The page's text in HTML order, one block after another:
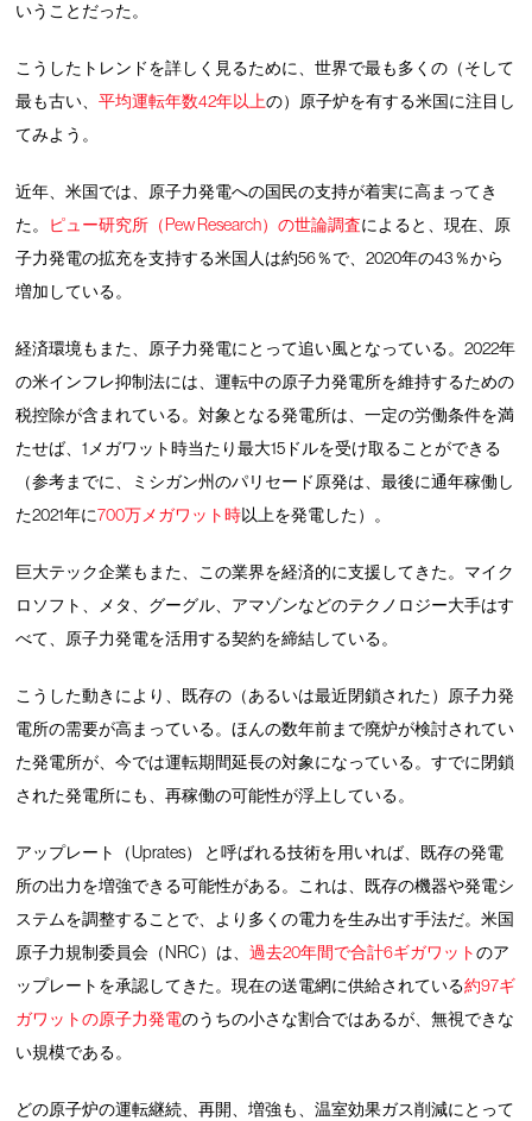
いうことだった。
こうしたトレンドを詳しく見るために、世界で最も多くの（そして
最も古い、平均運転年数42年以上の）原子炉を有する米国に注目し
てみよう。
近年、米国では、原子力発電への国民の支持が着実に高まってき
た。 ピュー研究所（Pew Research）の世論調査によると、現在、原
子力発電の拡充を支持する米国人は約56％で、2020年の43％から
増加している。
経済環境もまた、原子力発電にとって追い風となっている。2022年
の米インフレ抑制法には、運転中の原子力発電所を維持するための
税控除が含まれている。対象となる発電所は、一定の労働条件を満
たせば、1メガワット時当たり最大15ドルを受け取ることができる
（参考までに、ミシガン州のパリセード原発は、最後に通年稼働し
た2021年に700万メガワット時以上を発電した）。
巨大テック企業もまた、この業界を経済的に支援してきた。マイク
ロソフト、メタ、グーグル、アマゾンなどのテクノロジー大手はす
べて、原子力発電を活用する契約を締結している。
こうした動きにより、既存の（あるいは最近閉鎖された）原子力発
電所の需要が高まっている。ほんの数年前まで廃炉が検討されてい
た発電所が、今では運転期間延長の対象になっている。すでに閉鎖
された発電所にも、再稼働の可能性が浮上している。
アップレート（Uprates） と呼ばれる技術を用いれば、既存の発電
所の出力を増強できる可能性がある。これは、既存の機器や発電シ
ステムを調整することで、より多くの電力を生み出す手法だ。米国
原子力規制委員会（NRC）は、過去20年間で合計6ギガワットのア
ップレートを承認してきた。現在の送電網に供給されている約97ギ
ガワットの原子力発電のうちの小さな割合ではあるが、無視できな
い規模である。
どの原子炉の運転継続、再開、増強も、温室効果ガス削減にとって